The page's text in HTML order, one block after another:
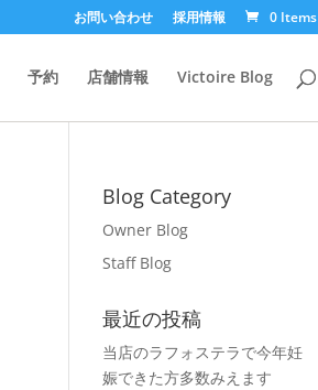
お問い合わせ 採用情報 0 Items
予約 店舗情報 Victoire Blog
Blog Category
Owner Blog
Staff Blog
最近の投稿
当店のラフォステラで今年妊
娠できた方多数みえます